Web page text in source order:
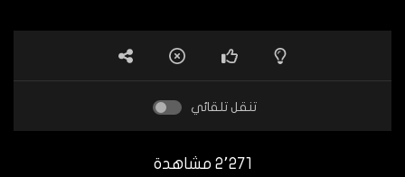
تنقل تلقائي
2٬271 مشاهدة